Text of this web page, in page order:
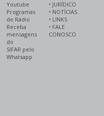
Youtube
Programas
de Rádio
Receba
mensagens
do
SIFAR pelo
Whatsapp
• JURÍDICO
• NOTÍCIAS
• LINKS
• FALE
CONOSCO